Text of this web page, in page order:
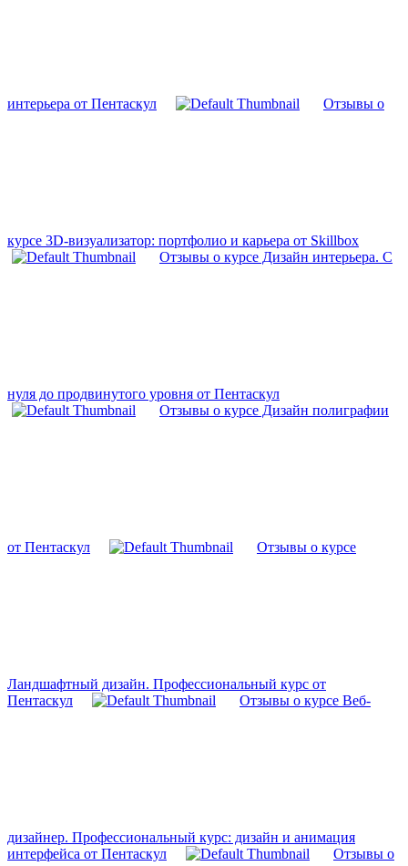
интерьера от Пентаскул Отзывы о
курсе 3D-визуализатор: портфолио и карьера от Skillbox
Отзывы о курсе Дизайн интерьера. С
нуля до продвинутого уровня от Пентаскул
Отзывы о курсе Дизайн полиграфии
от Пентаскул Отзывы о курсе
Ландшафтный дизайн. Профессиональный курс от
Пентаскул
Отзывы о курсе Веб-
дизайнер. Профессиональный курс: дизайн и анимация
интерфейса от Пентаскул
Отзывы о